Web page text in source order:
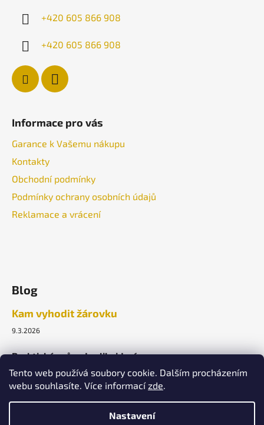
Tento web používá soubory cookie. Dalším procházením
webu souhlasíte. Více informacízde.
Nastavení
+420 605 866 908
+420 605 866 908
Informace pro vás
Garance k Vašemu nákupu
Kontakty
Obchodní podmínky
Podmínky ochrany osobních údajů
Reklamace a vrácení
Blog
Kam vyhodit žárovku
9.3.2026
Praktický průvodce likvidací.
ARCHIV